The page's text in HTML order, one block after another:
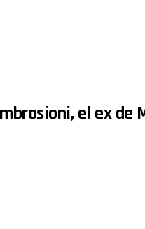
el ex de